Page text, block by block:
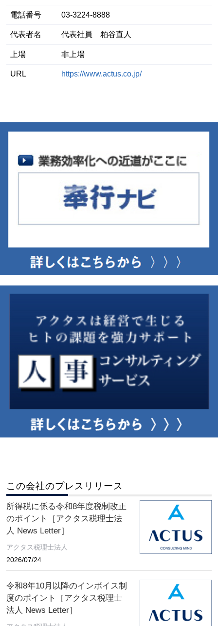
電話番号 03-3224-8888
代表者名 代表社員 粕谷直人
上場 非上場
URL https://www.actus.co.jp/
この会社のプレスリリース
所得税に係る令和8年度税制改正
のポイント［アクタス税理士法
人 News Letter］
アクタス税理士法人
2026/07/24
令和8年10月以降のインボイス制
度のポイント［アクタス税理士
法人 News Letter］